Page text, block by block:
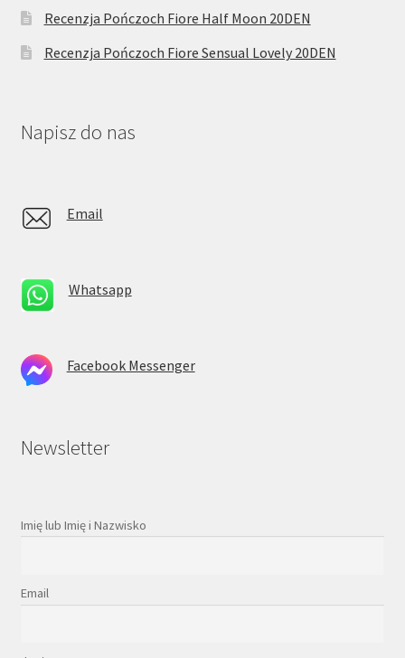
Recenzja Pończoch Fiore Half Moon 20DEN
Recenzja Pończoch Fiore Sensual Lovely 20DEN
Napisz do nas
Email
Whatsapp
Facebook Messenger
Newsletter
Imię lub Imię i Nazwisko
Email